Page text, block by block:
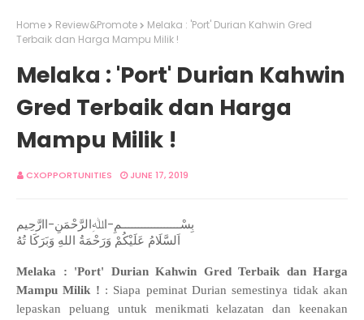
Home Review&Promote
Melaka : 'Port' Durian Kahwin Gred
Terbaik dan Harga Mampu Milik !
Melaka : 'Port' Durian Kahwin
Gred Terbaik dan Harga
Mampu Milik !
CXOPPORTUNITIES JUNE 17, 2019
بِسْــــــــــــــــــمِ-اﷲِالرَّحْمَنِ-اارَّحِيم
اَلسَّلَامُ عَلَيْكُمْ وَرَحْمَةُ اللهِ وَبَرَكَا تُهُ
Melaka : 'Port' Durian Kahwin Gred Terbaik dan Harga
Mampu Milik ! : Siapa peminat Durian semestinya tidak akan
lepaskan peluang untuk menikmati kelazatan dan keenakan